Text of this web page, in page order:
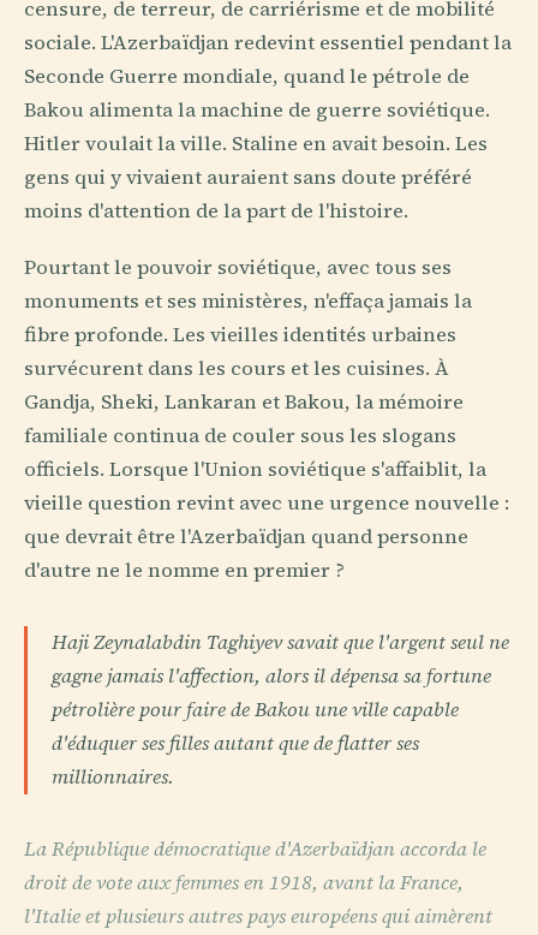
censure, de terreur, de carriérisme et de mobilité
sociale. L'Azerbaïdjan redevint essentiel pendant la
Seconde Guerre mondiale, quand le pétrole de
Bakou alimenta la machine de guerre soviétique.
Hitler voulait la ville. Staline en avait besoin. Les
gens qui y vivaient auraient sans doute préféré
moins d'attention de la part de l'histoire.
Pourtant le pouvoir soviétique, avec tous ses
monuments et ses ministères, n'effaça jamais la
fibre profonde. Les vieilles identités urbaines
survécurent dans les cours et les cuisines. À
Gandja, Sheki, Lankaran et Bakou, la mémoire
familiale continua de couler sous les slogans
officiels. Lorsque l'Union soviétique s'affaiblit, la
vieille question revint avec une urgence nouvelle :
que devrait être l'Azerbaïdjan quand personne
d'autre ne le nomme en premier ?
Haji Zeynalabdin Taghiyev savait que l'argent seul ne
gagne jamais l'affection, alors il dépensa sa fortune
pétrolière pour faire de Bakou une ville capable
d'éduquer ses filles autant que de flatter ses
millionnaires.
La République démocratique d'Azerbaïdjan accorda le
droit de vote aux femmes en 1918, avant la France,
l'Italie et plusieurs autres pays européens qui aimèrent